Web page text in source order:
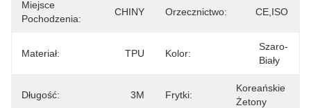
Miejsce
Pochodzenia:
CHINY Orzecznictwo: CE,ISO
Materiał: TPU Kolor:
Szaro-
Biały
Długość: 3M Frytki:
Koreańskie
Żetony